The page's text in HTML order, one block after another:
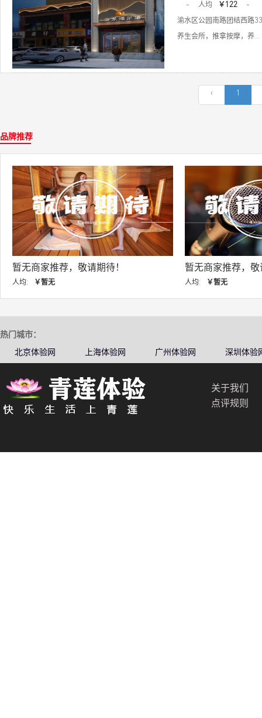
- 人均 ￥122
-
渝水区公园南路团结西路
养生会所，推拿按摩，养...
‹ 1
品牌推荐
暂无商家推荐，敬请期待！
人均: ￥暂无
暂无商家推荐，敬
人均: ￥暂无
热门城市：
北京体验网
上海体验网 广州体验网 深圳体验
关于我们
点评规则